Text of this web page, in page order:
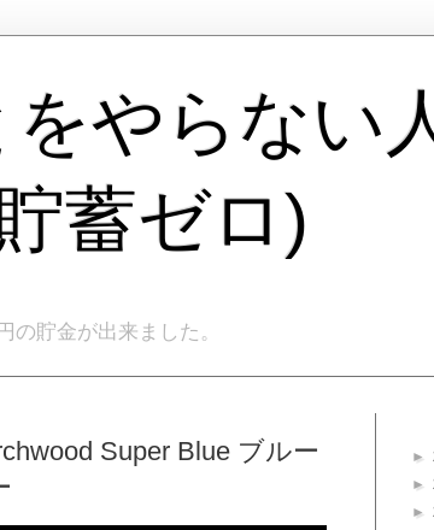
やらない
蓄ゼロ)
の貯金が出来ました。
Super Blue ブルー
►
►
►